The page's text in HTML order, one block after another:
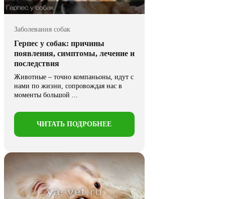
Заболевания собак
Герпес у собак: причины
появления, симптомы, лечение и
последствия
Животные – точно компаньоны, идут с
нами по жизни, сопровождая нас в
моменты большой ...
ЧИТАТЬ ПОДРОБНЕЕ